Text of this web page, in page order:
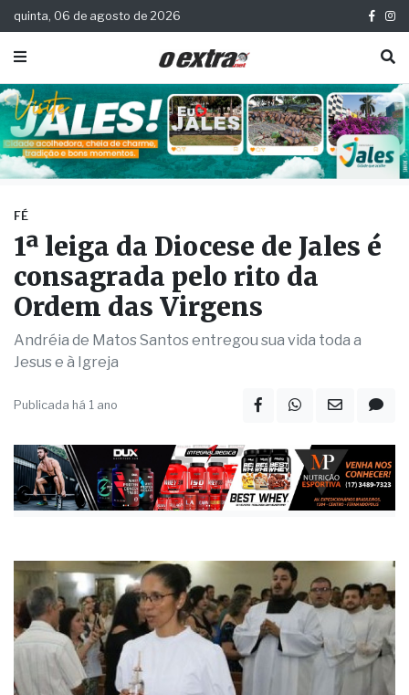
quinta, 06 de agosto de 2026
FÉ
1ª leiga da Diocese de Jales é
consagrada pelo rito da
Ordem das Virgens
Andréia de Matos Santos entregou sua vida toda a
Jesus e à Igreja
Publicada há 1 ano